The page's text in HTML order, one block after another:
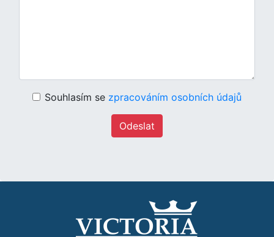
Souhlasím se zpracováním osobních údajů
Odeslat